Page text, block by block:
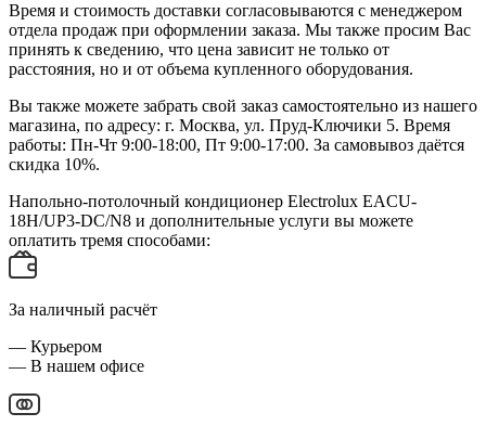
Время и стоимость доставки согласовываются с менеджером
отдела продаж при оформлении заказа. Мы также просим Вас
принять к сведению, что цена зависит не только от
расстояния, но и от объема купленного оборудования.
Вы также можете забрать свой заказ самостоятельно из нашего
магазина, по адресу: г. Москва, ул. Пруд-Ключики 5. Время
работы: Пн-Чт 9:00-18:00, Пт 9:00-17:00. За самовывоз даётся
скидка 10%.
Напольно-потолочный кондиционер Electrolux EACU-
18H/UP3-DC/N8 и дополнительные услуги вы можете
оплатить тремя способами:
За наличный расчёт
— Курьером
— В нашем офисе